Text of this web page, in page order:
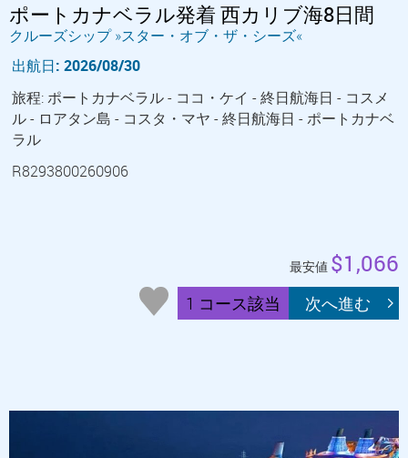
ポートカナベラル発着 西カリブ海8日間
クルーズシップ »スター・オブ・ザ・シーズ«
出航日: 2026/08/30
旅程: ポートカナベラル - ココ・ケイ - 終日航海日 - コスメ
ル - ロアタン島 - コスタ・マヤ - 終日航海日 - ポートカナベ
ラル
R8293800260906
最安値 $1,066
1 コース該当 次へ進む